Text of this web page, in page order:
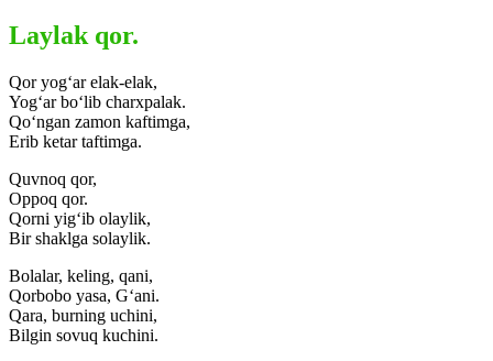
Laylak qor.
Qor yog‘ar elak-elak,
Yog‘ar bo‘lib charxpalak.
Qo‘ngan zamon kaftimga,
Erib ketar taftimga.
Quvnoq qor,
Oppoq qor.
Qorni yig‘ib olaylik,
Bir shaklga solaylik.
Bolalar, keling, qani,
Qorbobo yasa, G‘ani.
Qara, burning uchini,
Bilgin sovuq kuchini.